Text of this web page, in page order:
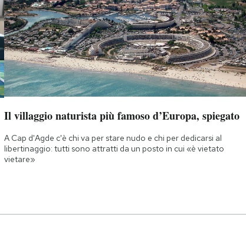
Il villaggio naturista più famoso d’Europa, spiegato
A Cap d'Agde c'è chi va per stare nudo e chi per dedicarsi al
libertinaggio: tutti sono attratti da un posto in cui «è vietato
vietare»